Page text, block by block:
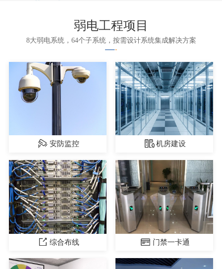
弱电工程项目
8大弱电系统，64个子系统，按需设计系统集成解决方案
安防监控 机房建设
综合布线 门禁一卡通